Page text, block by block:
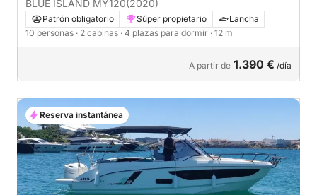
Menorca
BLUE ISLAND MY120(2020)
Patrón obligatorio Súper propietario
Lancha
10 personas · 2 cabinas · 4 plazas para dormir · 12 m
A partir de 1.390 € /día
Reserva instantánea